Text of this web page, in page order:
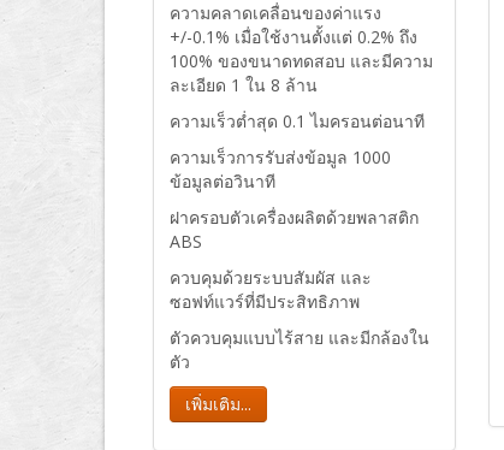
ความคลาดเคลื่อนของค่าแรง
+/-0.1% เมื่อใช้งานตั้งแต่ 0.2% ถึง
100% ของขนาดทดสอบ และมีความ
ละเอียด 1 ใน 8 ล้าน
ความเร็วต่ำสุด 0.1 ไมครอนต่อนาที
ความเร็วการรับส่งข้อมูล 1000
ข้อมูลต่อวินาที
ฝาครอบตัวเครื่องผลิตด้วยพลาสติก
ABS
ควบคุมด้วยระบบสัมผัส และ
ซอฟท์แวร์ที่มีประสิทธิภาพ
ตัวควบคุมแบบไร้สาย และมีกล้องใน
ตัว
เพิ่มเติม...